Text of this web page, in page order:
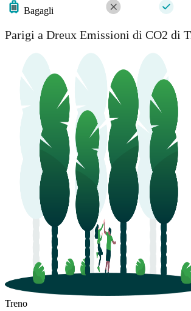
Bagagli
Parigi a Dreux Emissioni di CO2 di
Treno